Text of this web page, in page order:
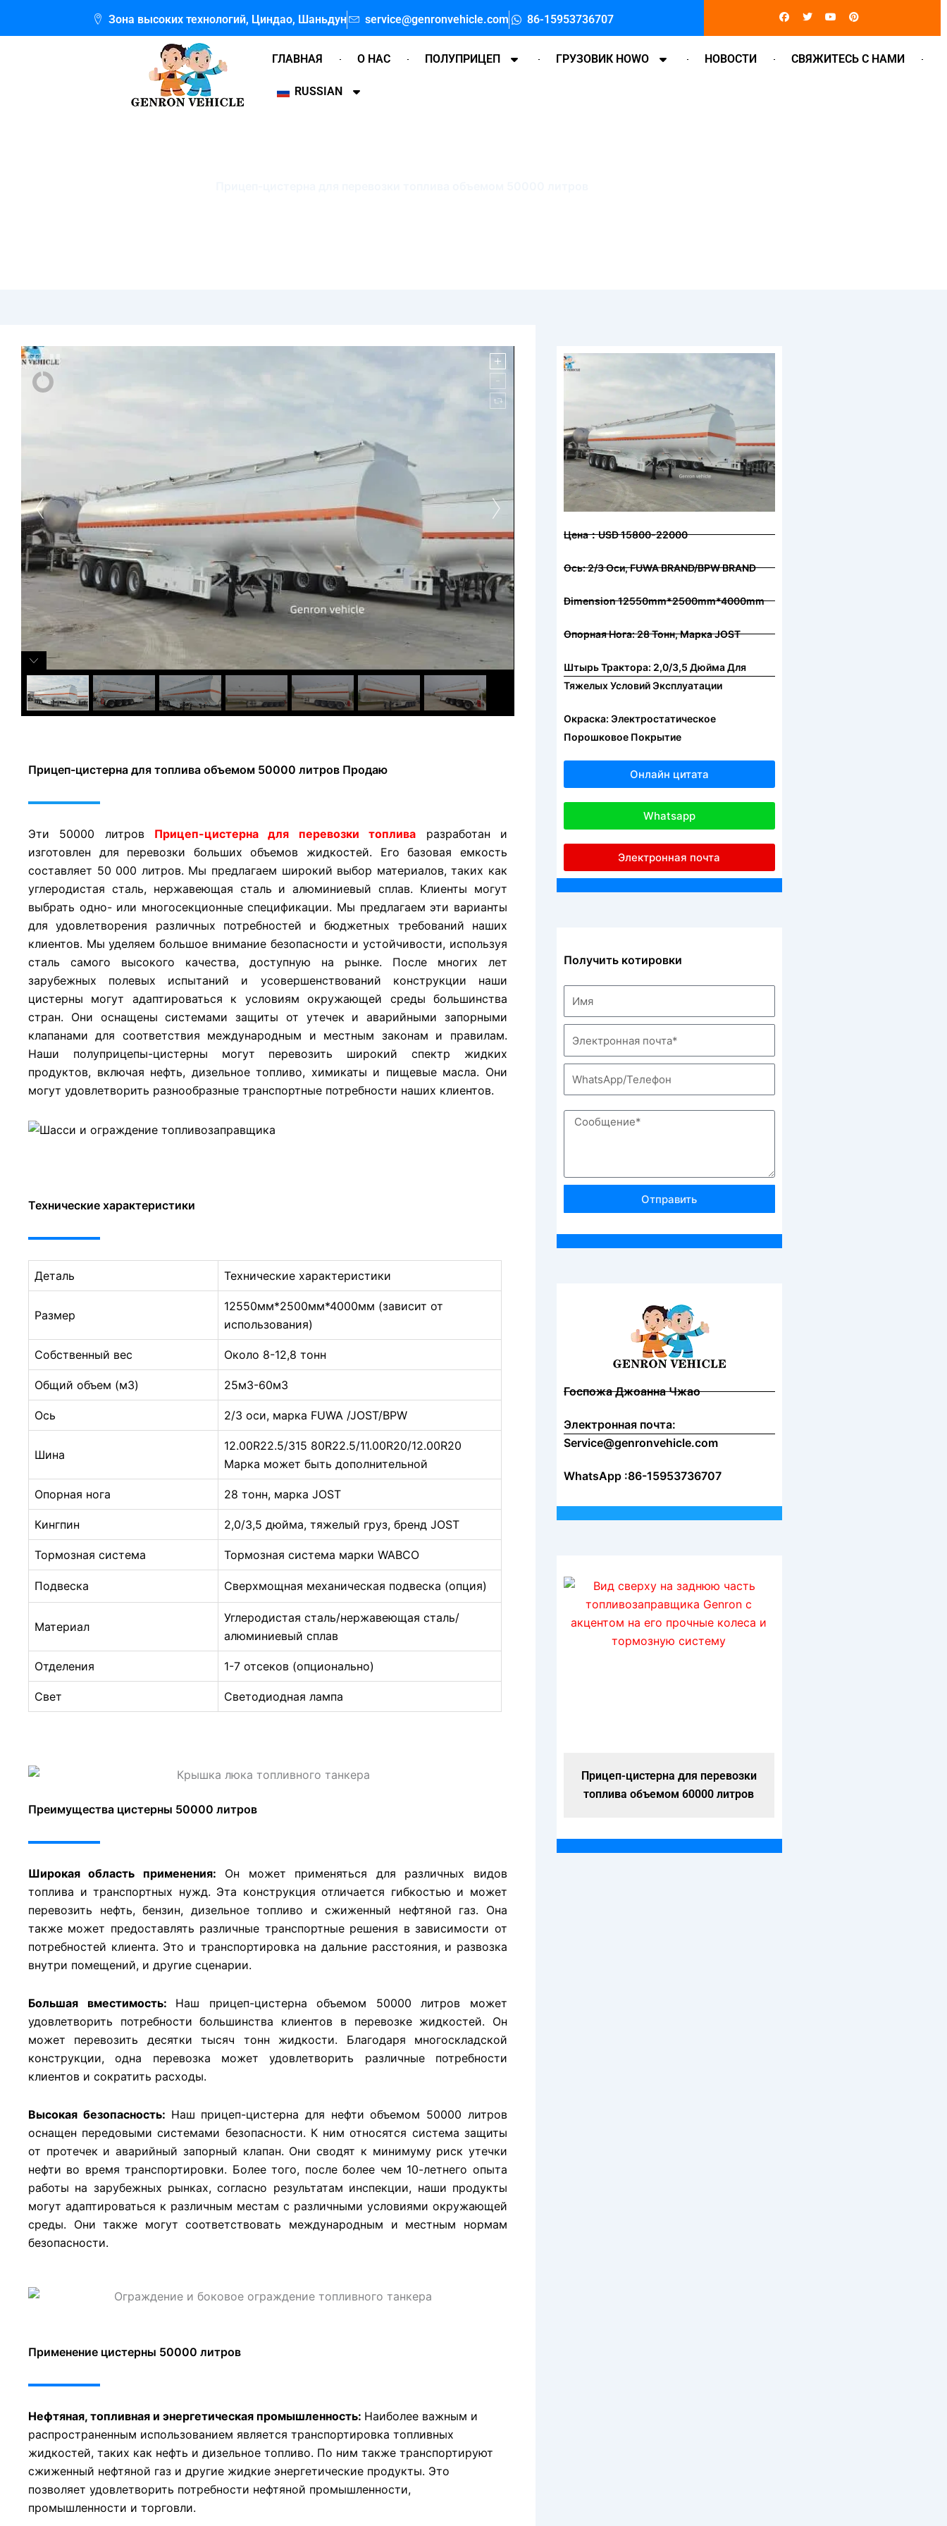
Зона высоких технологий, Циндао, Шаньдун service@genronvehicle.com 86-15953736707
Facebook
TwitterYoutubePinterest
ГЛАВНАЯ О НАС ПОЛУПРИЦЕП ГРУЗОВИК HOWO НОВОСТИ СВЯЖИТЕСЬ С НАМИ
RUSSIAN
Прицеп-цистерна для топлива объемом 50000 литров Продаю
Эти 50000 литров Прицеп-цистерна для перевозки топлива разработан и
изготовлен для перевозки больших объемов жидкостей. Его базовая емкость
составляет 50 000 литров. Мы предлагаем широкий выбор материалов, таких как
углеродистая сталь, нержавеющая сталь и алюминиевый сплав. Клиенты могут
выбрать одно- или многосекционные спецификации. Мы предлагаем эти варианты
для удовлетворения различных потребностей и бюджетных требований наших
клиентов. Мы уделяем большое внимание безопасности и устойчивости, используя
сталь самого высокого качества, доступную на рынке. После многих лет
зарубежных полевых испытаний и усовершенствований конструкции наши
цистерны могут адаптироваться к условиям окружающей среды большинства
стран. Они оснащены системами защиты от утечек и аварийными запорными
клапанами для соответствия международным и местным законам и правилам.
Наши полуприцепы-цистерны могут перевозить широкий спектр жидких
продуктов, включая нефть, дизельное топливо, химикаты и пищевые масла. Они
могут удовлетворить разнообразные транспортные потребности наших клиентов.
Технические характеристики
Деталь Технические характеристики
Размер
12550мм*2500мм*4000мм (зависит от
использования)
Собственный вес Около 8-12,8 тонн
Общий объем (м3) 25м3-60м3
Ось 2/3 оси, марка FUWA /JOST/BPW
Шина
12.00R22.5/315 80R22.5/11.00R20/12.00R20
Марка может быть дополнительной
Опорная нога 28 тонн, марка JOST
Кингпин 2,0/3,5 дюйма, тяжелый груз, бренд JOST
Тормозная система Тормозная система марки WABCO
Подвеска Сверхмощная механическая подвеска (опция)
Материал
Углеродистая сталь/нержавеющая сталь/
алюминиевый сплав
Отделения 1-7 отсеков (опционально)
Свет Светодиодная лампа
Преимущества цистерны 50000 литров
Широкая область применения: Он может применяться для различных видов
топлива и транспортных нужд. Эта конструкция отличается гибкостью и может
перевозить нефть, бензин, дизельное топливо и сжиженный нефтяной газ. Она
также может предоставлять различные транспортные решения в зависимости от
потребностей клиента. Это и транспортировка на дальние расстояния, и развозка
внутри помещений, и другие сценарии.
Большая вместимость: Наш прицеп-цистерна объемом 50000 литров может
удовлетворить потребности большинства клиентов в перевозке жидкостей. Он
может перевозить десятки тысяч тонн жидкости. Благодаря многоскладской
конструкции, одна перевозка может удовлетворить различные потребности
клиентов и сократить расходы.
Высокая безопасность: Наш прицеп-цистерна для нефти объемом 50000 литров
оснащен передовыми системами безопасности. К ним относятся система защиты
от протечек и аварийный запорный клапан. Они сводят к минимуму риск утечки
нефти во время транспортировки. Более того, после более чем 10-летнего опыта
работы на зарубежных рынках, согласно результатам инспекции, наши продукты
могут адаптироваться к различным местам с различными условиями окружающей
среды. Они также могут соответствовать международным и местным нормам
безопасности.
Применение цистерны 50000 литров
Нефтяная, топливная и энергетическая промышленность: Наиболее важным и
распространенным использованием является транспортировка топливных
жидкостей, таких как нефть и дизельное топливо. По ним также транспортируют
сжиженный нефтяной газ и другие жидкие энергетические продукты. Это
позволяет удовлетворить потребности нефтяной промышленности,
промышленности и торговли.
Цена：USD 15800-22000
Ось: 2/3 Оси, FUWA BRAND/BPW BRAND
Dimension 12550mm*2500mm*4000mm
Опорная Нога: 28 Тонн, Марка JOST
Штырь Трактора: 2,0/3,5 Дюйма Для
Тяжелых Условий Эксплуатации
Окраска: Электростатическое
Порошковое Покрытие
Онлайн цитата
Whatsapp
Электронная почта
Получить котировки
Отправить
Госпожа Джоанна Чжао
Электронная почта:
Service@genronvehicle.com
WhatsApp :86-15953736707
Прицеп-цистерна для перевозки
Прицеп-цистерна для перевозки
Прицеп-цистерна для перевозки
топлива объемом 60000 литров